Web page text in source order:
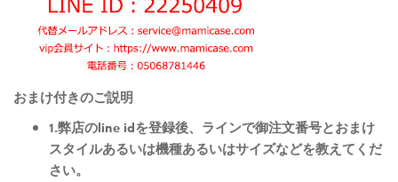
おまけ付きのご説明
1.弊店のline idを登録後、ラインで御注文番号とおまけ
スタイルあるいは機種あるいはサイズなどを教えてくだ
さい。